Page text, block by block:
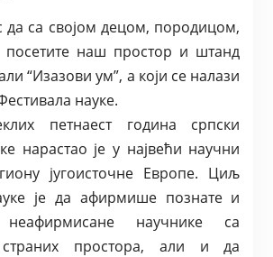
да са својом децом, породицом,
посетите наш простор и штанд
“Изазови ум”, а који се налази
науке.
петнаест година српски
нарастао је у највећи научни
југоисточне Европе. Циљ
је да афирмише познате и
научнике са
простора, али и да